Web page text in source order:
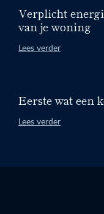
Verplicht
van je woning
Lees verder
Eerste wat een
Lees verder